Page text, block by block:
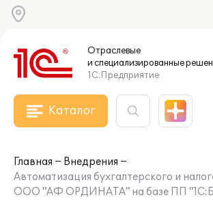
Отраслевые
и специализированные
1С:Предприятие
Каталог
Главная
Внедрения
Автоматизация бухгалтерского и
ООО "АФ ОРДИНАТА" на базе ПП